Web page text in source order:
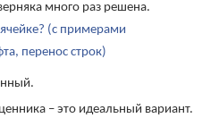
много раз решена.
ячейке? (с примерами
перенос строк)
– это идеальный вариант.